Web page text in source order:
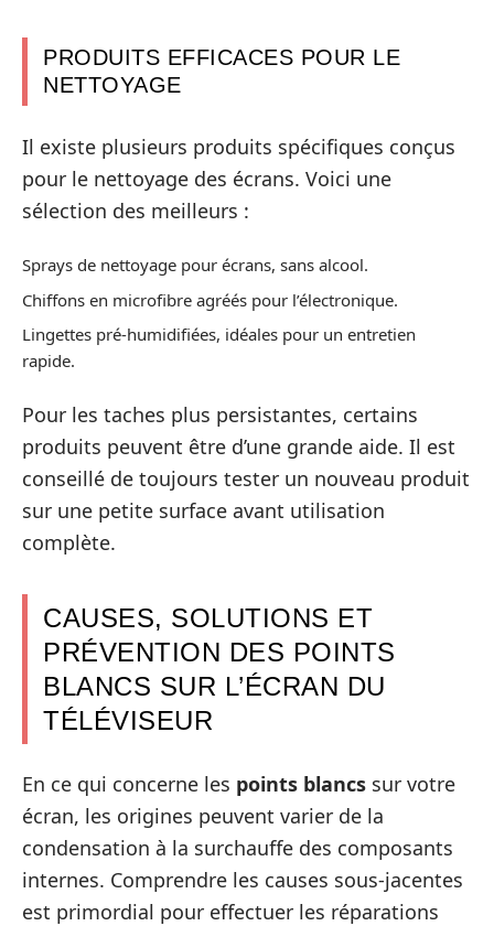
PRODUITS EFFICACES POUR LE
NETTOYAGE
Il existe plusieurs produits spécifiques conçus
pour le nettoyage des écrans. Voici une
sélection des meilleurs :
Sprays de nettoyage pour écrans, sans alcool.
Chiffons en microfibre agréés pour l’électronique.
Lingettes pré-humidifiées, idéales pour un entretien
rapide.
Pour les taches plus persistantes, certains
produits peuvent être d’une grande aide. Il est
conseillé de toujours tester un nouveau produit
sur une petite surface avant utilisation
complète.
CAUSES, SOLUTIONS ET
PRÉVENTION DES POINTS
BLANCS SUR L’ÉCRAN DU
TÉLÉVISEUR
En ce qui concerne les points blancs sur votre
écran, les origines peuvent varier de la
condensation à la surchauffe des composants
internes. Comprendre les causes sous-jacentes
est primordial pour effectuer les réparations